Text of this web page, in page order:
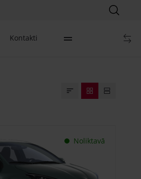
Kontakti
Noliktavā